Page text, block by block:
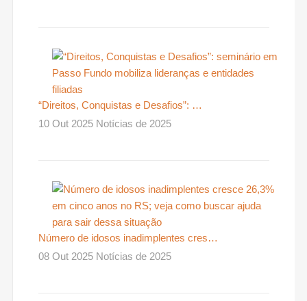
“Direitos, Conquistas e Desafios”: …
10 Out 2025 Notícias de 2025
Número de idosos inadimplentes cres…
08 Out 2025 Notícias de 2025